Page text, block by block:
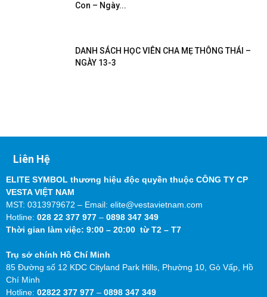
Con – Ngày...
DANH SÁCH HỌC VIÊN CHA MẸ THÔNG THÁI –
NGÀY 13-3
Liên Hệ
ELITE SYMBOL thương hiệu độc quyền thuộc CÔNG TY CP
VESTA VIỆT NAM
MST: 0313979672 – Email: elite@vestavietnam.com
Hotline: 028 22 377 977 – 0898 347 349
Thời gian làm việc: 9:00 – 20:00 từ T2 – T7
Trụ sở chính Hồ Chí Minh
85 Đường số 12 KDC Cityland Park Hills, Phường 10, Gò Vấp, Hồ
Chí Minh
Hotline: 02822 377 977 – 0898 347 349